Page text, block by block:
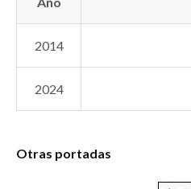
2014
2024
Otras portadas